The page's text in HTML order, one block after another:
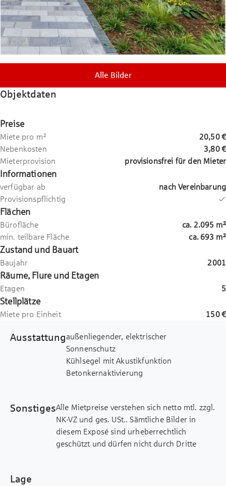
Alle Bilder
Objektdaten
Preise
Miete pro m²
20,50 €
Nebenkosten
3,80 €
Mieterprovision
provisionsfrei für den Mieter
Informationen
verfügbar ab
nach Vereinbarung
Provisionspflichtig
Flächen
Bürofläche ca. 2.095 m²
min. teilbare Fläche
ca. 693 m²
Zustand und Bauart
Baujahr 2001
Räume, Flure und Etagen
Etagen 5
Stellplätze
Miete pro Einheit 150 €
Ausstattungaußenliegender, elektrischer
Sonnenschutz
Kühlsegel mit Akustikfunktion
Betonkernaktivierung
mieterseitig zu prüfen.)
Bodenbelag nach Mieterwunsch
bildschirmarbeitsplatzgerechte
Beleuchtung
SonstigesAlle Mietpreise verstehen sich netto mtl. zzgl.
NK-VZ und ges. USt.. Sämtliche Bilder in
diesem Exposé sind urheberrechtlich
geschützt und dürfen nicht durch Dritte
Lage